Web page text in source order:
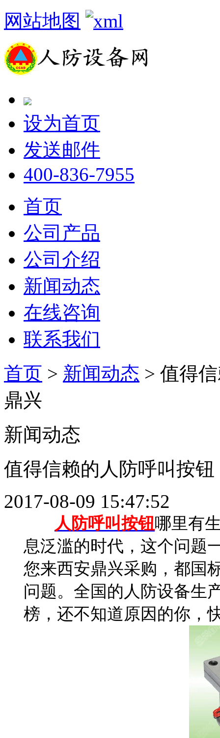
网站地图
设为首页
发送邮件
400-836-7955
首页
公司产品
公司介绍
新闻动态
在线咨询
联系我们
首页 > 新闻动态 > 值得
鼎兴
新闻动态
值得信赖的人防呼叫按
2017-08-09 15:47:52
人防呼叫按钮哪里有
息泛滥的时代，这个问题
您来西安鼎兴采购，都国
问题。全国的人防设备生
榜，还不知道原因的你，